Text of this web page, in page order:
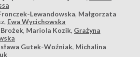
Lewandowska, Małgorzata
, Ewa Wycichowska
, Mariola Kozik, Grażyna
Gutek-Woźniak, Michalina